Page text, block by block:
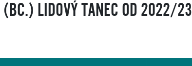
(BC.) LIDOVÝ TANEC OD 2022/23